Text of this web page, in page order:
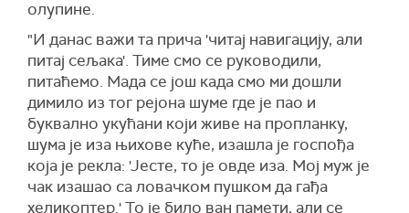
олупине.
"И данас важи та прича 'читај навигацију, али
питај сељака'. Тиме смо се руководили,
питаћемо. Мада се још када смо ми дошли
димило из тог рејона шуме где је пао и
буквално укућани који живе на пропланку,
шума је иза њихове куће, изашла је госпођа
која је рекла: 'Јесте, то је овде иза. Мој муж је
чак изашао са ловачком пушком да гађа
хеликоптер.' То је било ван памети, али се